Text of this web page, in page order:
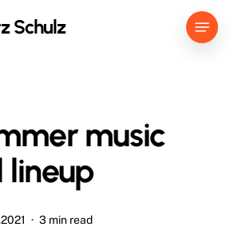
Schulz Menu
music
lineup
3 min read